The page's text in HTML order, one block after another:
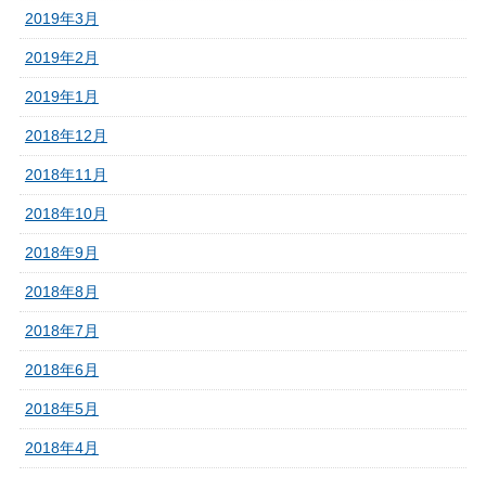
2019年3月
2019年2月
2019年1月
2018年12月
2018年11月
2018年10月
2018年9月
2018年8月
2018年7月
2018年6月
2018年5月
2018年4月